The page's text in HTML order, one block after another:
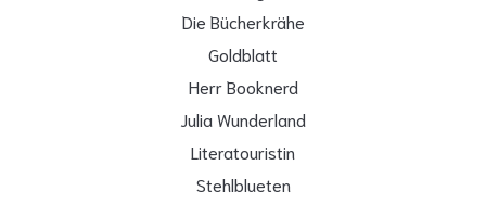
Die Bücherkrähe
Goldblatt
Herr Booknerd
Julia Wunderland
Literatouristin
Stehlblueten